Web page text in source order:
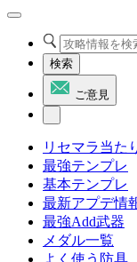
検索
ご意見
リセマラ当た
最強テンプレ
基本テンプレ
最新アプデ情
最強Add武器
メダル一覧
よく使う防具